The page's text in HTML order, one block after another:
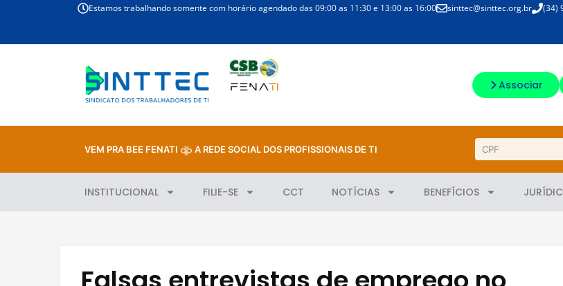
Estamos trabalhando somente com horário agendado das 09:00 as 11:30 e 13:00 as 16:00 sinttec@sinttec.org.br (34)
Associar
VEM PRA BEE FENATI A REDE SOCIAL DOS PROFISSIONAIS DE TI
INSTITUCIONAL FILIE-SE CCT NOTÍCIAS BENEFÍCIOS